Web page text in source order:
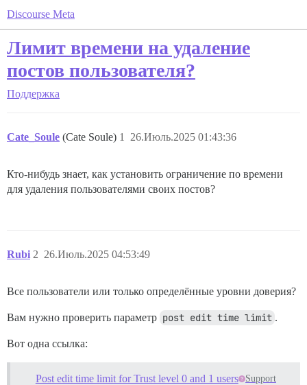
Discourse Meta
Лимит времени на удаление
постов пользователя?
Поддержка
Cate_Soule (Cate Soule) 26.Июль.2025 01:43:36
1
Кто-нибудь знает, как установить ограничение по времени
для удаления пользователями своих постов?
Rubi 26.Июль.2025 04:53:49
2
Все пользователи или только определённые уровни доверия?
Вам нужно проверить параметр post edit time limit .
Вот одна ссылка:
Post edit time limit for Trust level 0 and 1 users Support